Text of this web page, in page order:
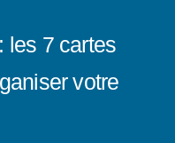
les 7 cartes
votre